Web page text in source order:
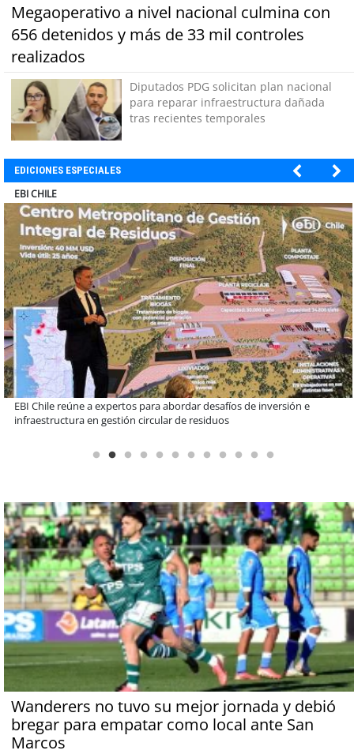
Megaoperativo a nivel nacional culmina con
656 detenidos y más de 33 mil controles
realizados
Diputados PDG solicitan plan nacional
para reparar infraestructura dañada
tras recientes temporales
EDICIONES ESPECIALES
SOPRAVAL
Más de 1.600 alumnos han sido parte de programa Súper Sano de
Sopraval en lo que va del año
Wanderers no tuvo su mejor jornada y debió
bregar para empatar como local ante San
Marcos